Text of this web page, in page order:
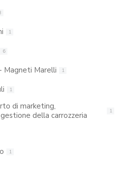
1
6
Magneti Marelli 1
1
di marketing,
della carrozzeria
1
1